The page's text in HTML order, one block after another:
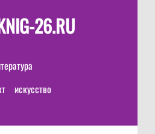
26.RU
искусство